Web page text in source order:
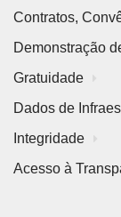
Contratos,
Demonstração
Gratuidade
Dados de
Integridade
Acesso à